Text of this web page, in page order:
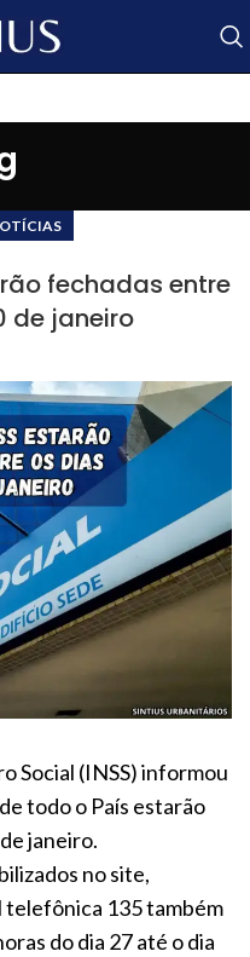
fechadas entre
de janeiro
Social (INSS) informou
todo o País estarão
janeiro.
no site,
telefônica 135 também
do dia 27 até o dia